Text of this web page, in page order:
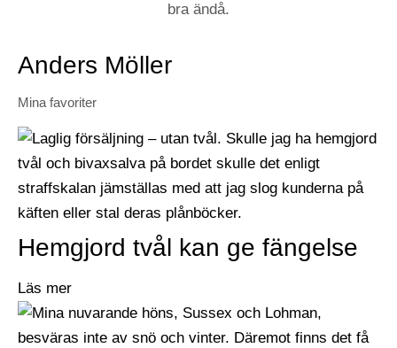
bra ändå.
Anders Möller
Mina favoriter
Hemgjord tvål kan ge fängelse
Läs mer